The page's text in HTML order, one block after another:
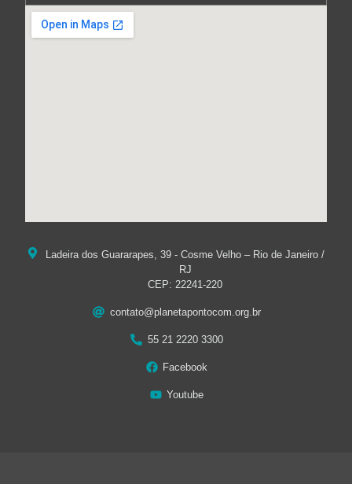
Ladeira dos Guararapes, 39 - Cosme Velho – Rio de Janeiro /
RJ
CEP: 22241-220
contato@planetapontocom.org.br
55 21 2220 3300
Facebook
Youtube